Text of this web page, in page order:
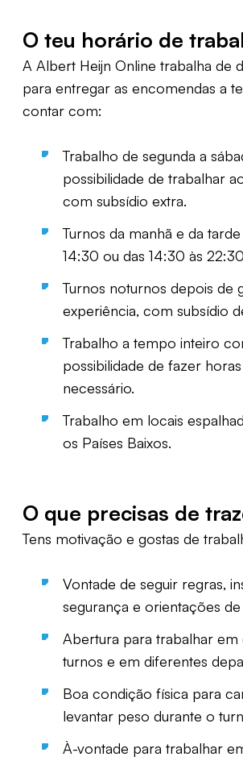
O teu horário de
A Albert Heijn Online trabalha de
para entregar as encomendas a
contar com:
Trabalho de segunda a
possibilidade de trabalhar
com subsídio extra.
Turnos da manhã e da
14:30 ou das 14:30 às
Turnos noturnos depois de
experiência, com subsídio
Trabalho a tempo inteiro
possibilidade de fazer
necessário.
Trabalho em locais
os Países Baixos.
O que precisas de
Tens motivação e gostas de
Vontade de seguir regras,
segurança e orientações
Abertura para trabalhar em
turnos e em diferentes
Boa condição física para
levantar peso durante o
À-vontade para trabalhar